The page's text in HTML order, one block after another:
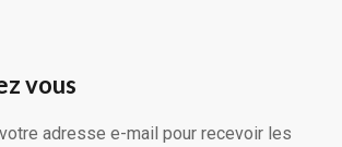
vous
adresse e-mail pour recevoir les